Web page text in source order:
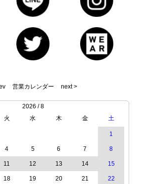
営業カレンダー next >
2026 / 8
火 水 木 金 土
1
4 5 6 7 8
11 12 13 14 15
18 19 20 21 22